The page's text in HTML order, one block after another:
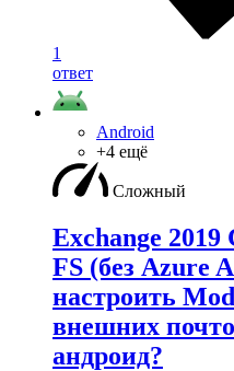
1
ответ
Android
+4 ещё
Сложный
Exchange
FS (без Azure
настроить
внешних
андроид?